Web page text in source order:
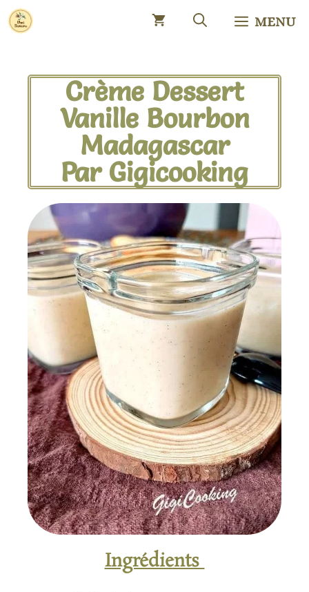
MENU
Crème Dessert
Vanille Bourbon
Madagascar
Par Gigicooking
Ingrédients